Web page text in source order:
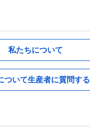
私たちについて
ついて生産者に質問する